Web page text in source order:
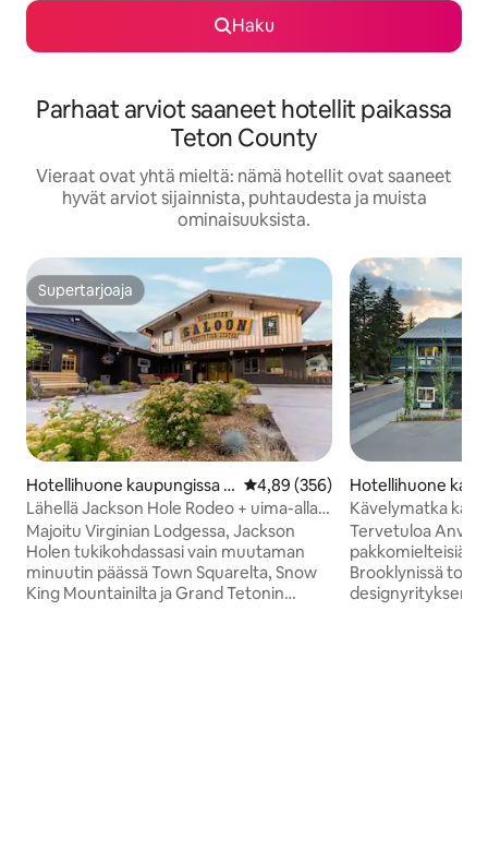
Haku
Parhaat arviot saaneet hotellit paikassa
Teton County
Vieraat ovat yhtä mieltä: nämä hotellit ovat saaneet
hyvät arviot sijainnista, puhtaudesta ja muista
ominaisuuksista.
Supertarjoaja
Supertarjoaja
Hotellihuone kaupungissa J
ackson
Keskimääräinen arvio 4,89/5,
4,89 (356)
Lähellä Jackson Hole Rodeo + uima-allas.
Ruokailu. Nuotiopaikat.
Majoitu Virginian Lodgessa, Jackson
Holen tukikohdassasi vain muutaman
minuutin päässä Town Squarelta, Snow
King Mountainilta ja Grand Tetonin
Hotellihuone
ckson
Kävelymatka
Ilmainen
Tervetuloa Anvil-
pakkomielteisiä
Brooklynissä
designyrityksen